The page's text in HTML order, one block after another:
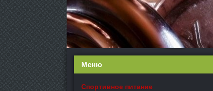
Меню
Спортивное питание